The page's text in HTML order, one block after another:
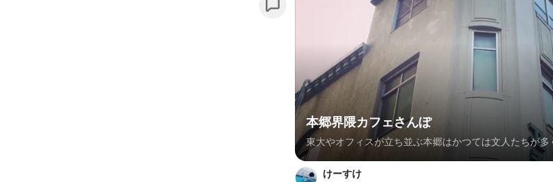
本郷界隈カフェさんぽ
東大やオフィスが立ち並ぶ本郷はかつては文人たちが多
所々に残る昭和の面影を探しながら新旧織り交ぜたカフ
う！ けーすけ